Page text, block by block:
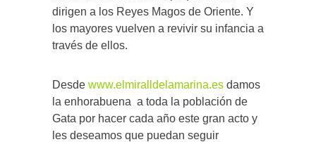
dirigen a los Reyes Magos de Oriente. Y
los mayores vuelven a revivir su infancia a
través de ellos.
Desde www.elmiralldelamarina.es damos
la enhorabuena a toda la población de
Gata por hacer cada año este gran acto y
les deseamos que puedan seguir